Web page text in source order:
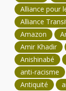
Alliance pour
Alliance
Amazon
Amir Khadir
Anishinabé
anti-racisme
Antiquité